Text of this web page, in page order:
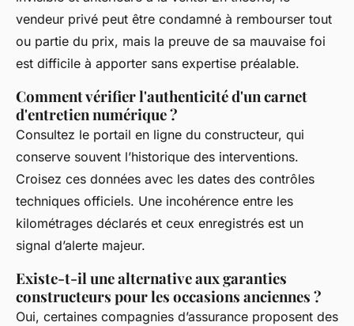
vendeur privé peut être condamné à rembourser tout
ou partie du prix, mais la preuve de sa mauvaise foi
est difficile à apporter sans expertise préalable.
Comment vérifier l'authenticité d'un carnet
d'entretien numérique ?
Consultez le portail en ligne du constructeur, qui
conserve souvent l’historique des interventions.
Croisez ces données avec les dates des contrôles
techniques officiels. Une incohérence entre les
kilométrages déclarés et ceux enregistrés est un
signal d’alerte majeur.
Existe-t-il une alternative aux garanties
constructeurs pour les occasions anciennes ?
Oui, certaines compagnies d’assurance proposent des